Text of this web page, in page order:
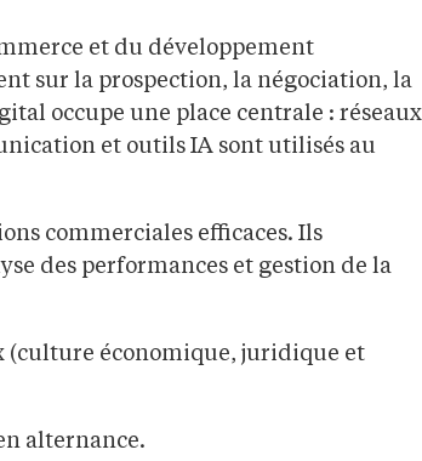
et du développement
sur la prospection, la négociation, la
occupe une place centrale : réseaux
et outils IA sont utilisés au
commerciales efficaces. Ils
des performances et gestion de la
(culture économique, juridique et
alternance.